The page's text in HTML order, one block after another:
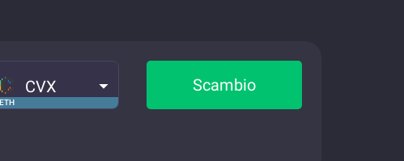
ETH
CVX Scambio